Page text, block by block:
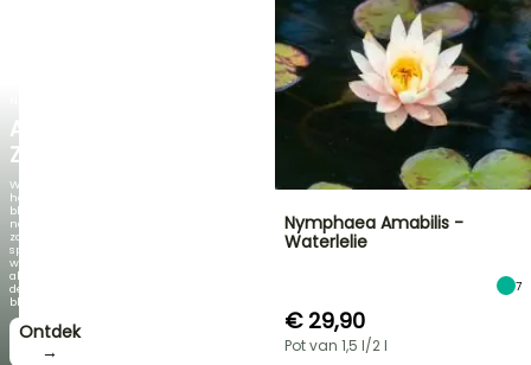
AGAPANTHUS
ZAMBEZI
Wanneer
het
blad
net
zo
spectaculair
wordt
als
de
bloei!
Ontdek
→
Nymphaea Amabilis -
Waterlelie
7
€ 29,90
Pot van 1,5 l/2 l